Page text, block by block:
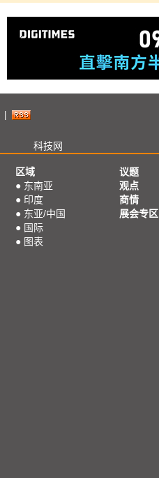
科技网
区域
● 东南亚
● 印度
● 东亚/中国
● 国际
● 图表
议题
观点
商情
展会专区